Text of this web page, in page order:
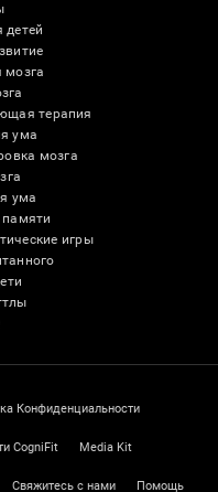
детей
мозга
терапия
ума
мозга
ума
игры
Конфиденциальности
CogniFit Media Kit
Свяжитесь с нами Помощь